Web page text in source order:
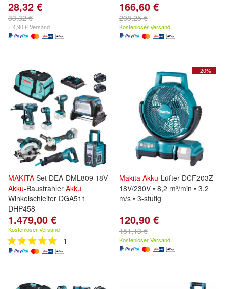
28,32 €
33,32 €
+ 4,90 € Versand
166,60 €
208,25 €
Kostenloser Versand
MAKITA Set DEA-DML809 18V
Akku-Baustrahler Akku
Winkelschleifer DGA511
DHP458
1.479,00 €
Kostenloser Versand
1
- 20%
Makita Akku-Lüfter DCF203Z
18V/230V • 8,2 m³/min • 3,2
m/s • 3-stufig
120,90 €
151,13 €
Kostenloser Versand